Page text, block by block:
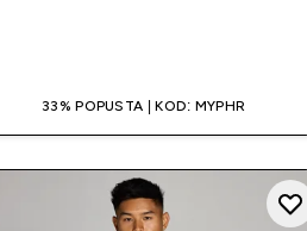
33% POPUSTA | KOD: MYPHR